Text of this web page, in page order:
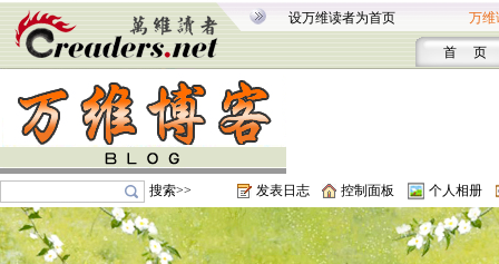
设万维读者为首页 万维
首 页
搜索>> 发表日志 控制面板 个人相册